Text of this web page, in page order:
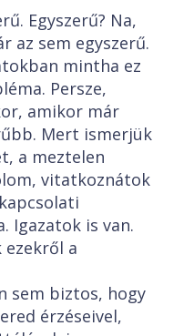
Egyszerű? Na,
az sem egyszerű.
mintha ez
Persze,
amikor már
Mert ismerjük
a meztelen
vitatkoznátok
Igazatok is van.
ezekről a
sem biztos, hogy
érzéseivel,